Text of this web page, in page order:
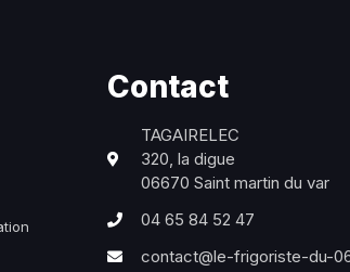
Contact
TAGAIRELEC
320, la digue
06670 Saint martin du var
04 65 84 52 47
contact@le-frigoriste-du-